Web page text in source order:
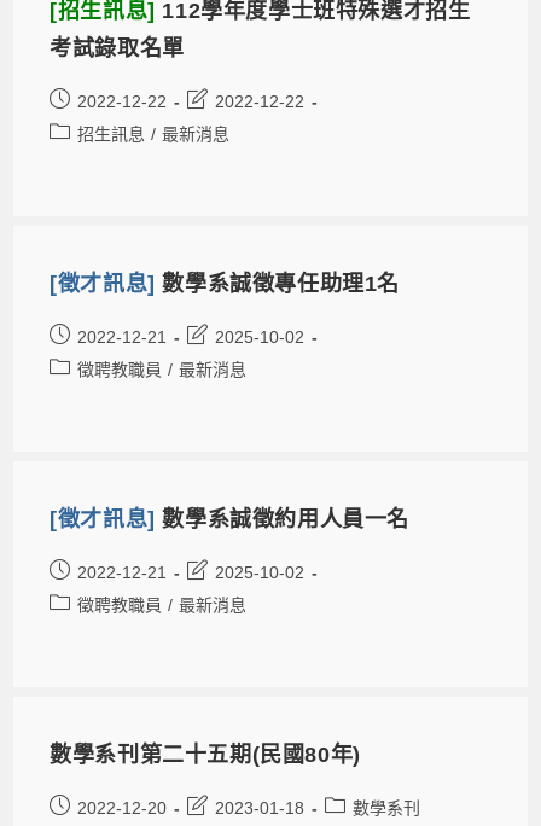
[招生訊息] 112學年度學士班特殊選才招生
考試錄取名單
2022-12-22
2022-12-22
招生訊息 / 最新消息
[徵才訊息]數學系誠徵專任助理1名
2022-12-21
2025-10-02
徵聘教職員 / 最新消息
[徵才訊息]數學系誠徵約用人員一名
2022-12-21
2025-10-02
徵聘教職員 / 最新消息
數學系刊第二十五期(民國80年)
2022-12-20 2023-01-18 數學系刊